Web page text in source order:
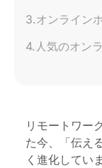
3.オンライン
4.人気のオン
6.まとめ｜オ
有の場”
リモートワー
た今、「伝え
く進化してい